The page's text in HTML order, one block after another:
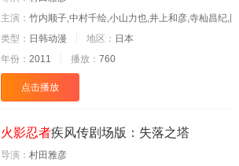
主演： 竹内顺子,中村千绘,小山力也,井上和彦,寺杣昌纪,
类型： 日韩动漫 地区： 日本
年份： 2011 播放： 760
点击播放
火影忍者疾风传剧场版：失落之塔
导演： 村田雅彦